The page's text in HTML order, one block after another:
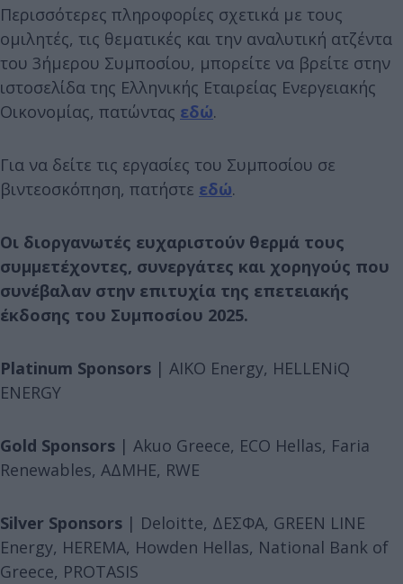
Περισσότερες πληροφορίες σχετικά με τους
ομιλητές, τις θεματικές και την αναλυτική ατζέντα
του 3ήμερου Συμποσίου, μπορείτε να βρείτε στην
ιστοσελίδα της Ελληνικής Εταιρείας Ενεργειακής
Οικονομίας, πατώντας εδώ.
Για να δείτε τις εργασίες του Συμποσίου σε
βιντεοσκόπηση, πατήστε εδώ.
Οι διοργανωτές ευχαριστούν θερμά τους
συμμετέχοντες, συνεργάτες και χορηγούς που
συνέβαλαν στην επιτυχία της επετειακής
έκδοσης του Συμποσίου 2025.
Platinum Sponsors | AIKO Energy, HELLENiQ
ENERGY
Gold Sponsors | Akuo Greece, ECO Hellas, Faria
Renewables, ΑΔΜΗΕ, RWE
Silver Sponsors | Deloitte, ΔΕΣΦΑ, GREEN LINE
Energy, HEREMA, Howden Hellas, National Bank of
Greece, PROTASIS